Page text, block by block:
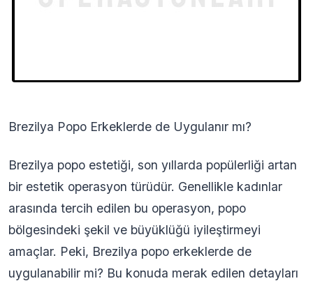
Brezilya Popo Erkeklerde de Uygulanır mı?
Brezilya popo estetiği, son yıllarda popülerliği artan
bir estetik operasyon türüdür. Genellikle kadınlar
arasında tercih edilen bu operasyon, popo
bölgesindeki şekil ve büyüklüğü iyileştirmeyi
amaçlar. Peki, Brezilya popo erkeklerde de
uygulanabilir mi? Bu konuda merak edilen detayları